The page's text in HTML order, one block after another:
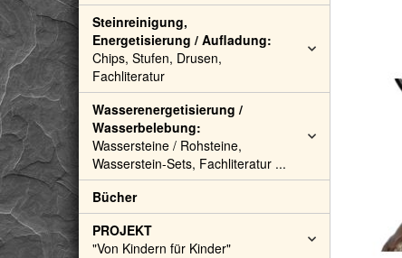
Steinreinigung,
Energetisierung / Aufladung:
Chips, Stufen, Drusen,
Fachliteratur
Wasserenergetisierung /
Wasserbelebung:
Wassersteine / Rohsteine,
Wasserstein-Sets, Fachliteratur ...
Bücher
PROJEKT
"Von Kindern für Kinder"